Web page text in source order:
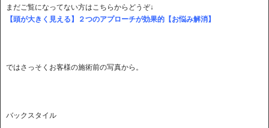
まだご覧になってない方はこちらからどうぞ↓
【頭が大きく見える】２つのアプローチが効果的【お悩み解消】
ではさっそくお客様の施術前の写真から。
バックスタイル